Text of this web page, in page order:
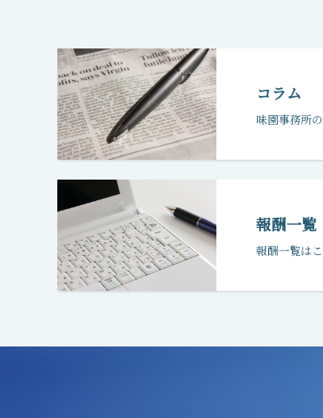
コラム
味園事務所
報酬一覧
報酬一覧はこ